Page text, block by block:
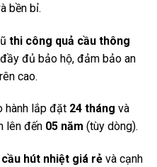
bền bỉ.
thi công quả cầu thông
đủ bảo hộ, đảm bảo an
cao.
hành lắp đặt 24 tháng và
lên đến 05 năm (tùy dòng).
cầu hút nhiệt giá rẻvà cạnh